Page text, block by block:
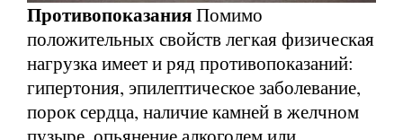
ПротивопоказанияПомимо
положительных свойств легкая физическая
нагрузка имеет и ряд противопоказаний:
гипертония, эпилептическое заболевание,
порок сердца, наличие камней в желчном